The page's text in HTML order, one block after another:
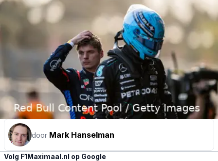
door Mark Hanselman
Volg F1Maximaal.nl op Google